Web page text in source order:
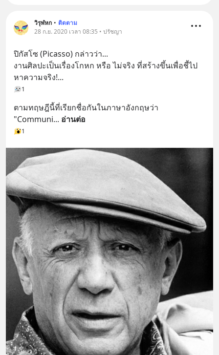
วิรุฬหก • ติดตาม
28 ก.ย. 2020 เวลา 08:35 • ปรัชญา
ปิกัสโซ (Picasso) กล่าวว่า...
งานศิลปะเป็นเรื่องโกหก หรือ ไม่จริง ที่สร้างขึ้นเพื่อชี้ไป
หาความจริง!...
1
ตามทฤษฎีนี้ที่เรียกชื่อกันในภาษาอังกฤษว่า
"Communi... อ่านต่อ
1